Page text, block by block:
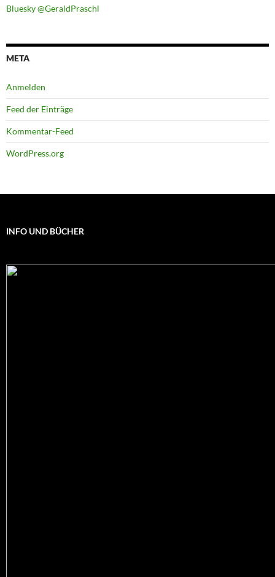
Bluesky @GeraldPraschl
META
Anmelden
Feed der Einträge
Kommentar-Feed
WordPress.org
INFO UND BÜCHER